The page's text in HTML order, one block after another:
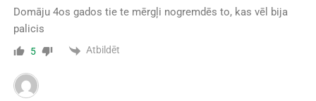
Domāju 4os gados tie te mērgļi nogremdēs to, kas vēl bija
palicis
5 Atbildēt